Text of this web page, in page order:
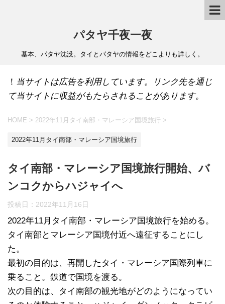
パタヤ千夜一夜
基本、パタヤ沈没。タイとパタヤの情報をどこよりも詳しく。
！ 当サイトは広告を利用しています。リンク先を通じ
て当サイトに収益がもたらされることがあります。
HOME > 2022年11月タイ南部・マレーシア国境旅行 >
2022年11月タイ南部・マレーシア国境旅行
タイ南部・マレーシア国境旅行開始、バ
ンコクからハジャイへ
投稿日： 2022年11月16日
2022年11月タイ南部・マレーシア国境旅行を始める。
タイ南部とマレーシア国境付近へ遠征することにし
た。
最初の目的は、再開したタイ・マレーシア国際列車に
乗ること。鉄道で国境を渡る。
次の目的は、タイ南部の観光地がどのようになってい